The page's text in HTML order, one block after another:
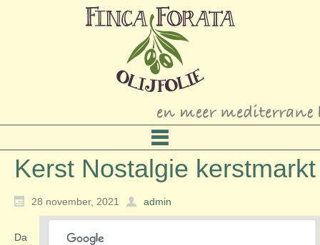
Kerst Nostalgie kerstmarkt
28 november, 2021 admin
Da